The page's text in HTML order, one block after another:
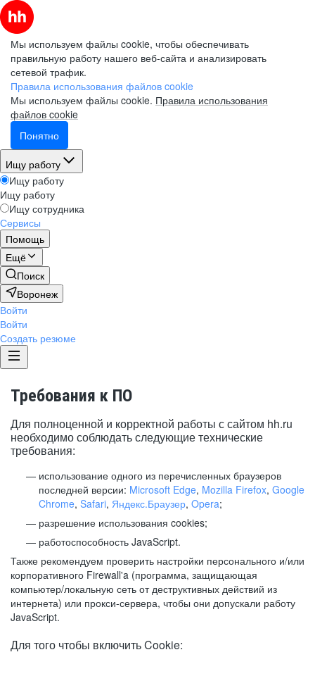
Мы используем файлы cookie, чтобы обеспечивать
правильную работу нашего веб-сайта и анализировать
сетевой трафик.
Правила использования файлов cookie
Мы используем файлы cookie. Правила использования
файлов cookie
Понятно
Ищу работу
Ищу работу
Ищу работу
Ищу сотрудника
Сервисы
Помощь
Ещё
Поиск
Воронеж
Войти
Войти
Создать резюме
Требования к ПО
Для полноценной и корректной работы с сайтом hh.ru
необходимо соблюдать следующие технические
требования:
использование одного из перечисленных браузеров
последней версии: Microsoft Edge, Mozilla Firefox, Google
Chrome, Safari, Яндекс.Браузер, Opera;
разрешение использования cookies;
работоспособность JavaScript.
Также рекомендуем проверить настройки персонального и/или
корпоративного Firewall'a (программа, защищающая
компьютер/локальную сеть от деструктивных действий из
интернета) или прокси-сервера, чтобы они допускали работу
JavaScript.
Для того чтобы включить Cookie: